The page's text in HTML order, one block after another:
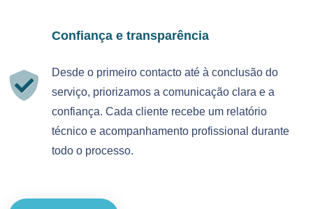
Confiança e transparência
Desde o primeiro contacto até à conclusão do
serviço, priorizamos a comunicação clara e a
confiança. Cada cliente recebe um relatório
técnico e acompanhamento profissional durante
todo o processo.